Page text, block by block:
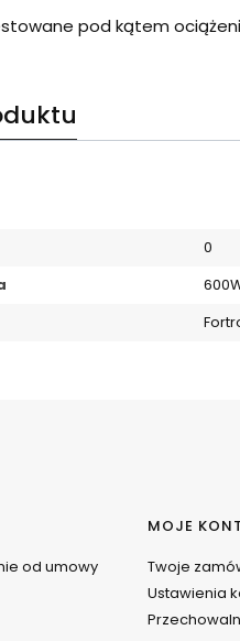
pod kątem
0
od umowy
MOJE
Twoje
Ustawienia